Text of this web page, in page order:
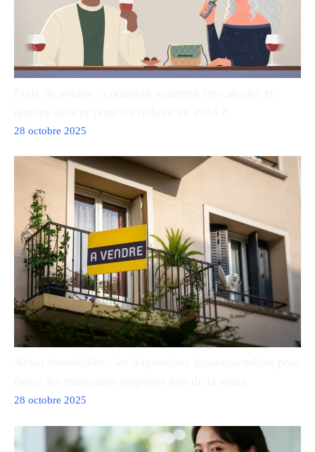
28 octobre 2025
28 octobre 2025